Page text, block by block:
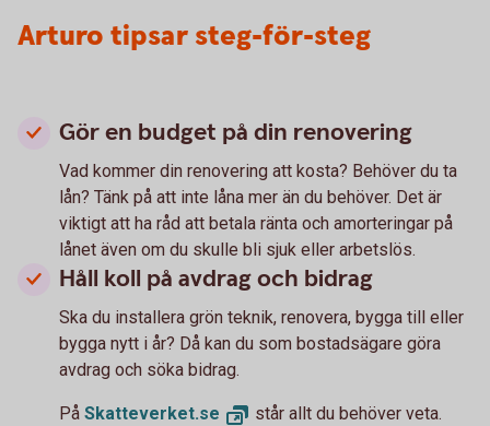
Arturo tipsar steg-för-steg
Gör en budget på din renovering
Vad kommer din renovering att kosta? Behöver du ta
lån? Tänk på att inte låna mer än du behöver. Det är
viktigt att ha råd att betala ränta och amorteringar på
lånet även om du skulle bli sjuk eller arbetslös.
Håll koll på avdrag och bidrag
Ska du installera grön teknik, renovera, bygga till eller
bygga nytt i år? Då kan du som bostadsägare göra
avdrag och söka bidrag.
På Skatteverket.se står allt du behöver veta.